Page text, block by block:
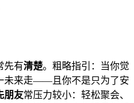
先有清楚。粗略指引：当你觉
未来走——且你不是只为了安
朋友常压力较小：轻松聚会、